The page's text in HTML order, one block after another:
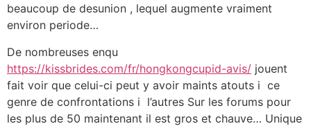
beaucoup de desunion , lequel augmente vraiment
environ periode…
De nombreuses enqu
https://kissbrides.com/fr/hongkongcupid-avis/ jouent
fait voir que celui-ci peut y avoir maints atouts i ce
genre de confrontations i l’autres Sur les forums pour
les plus de 50 maintenant il est gros et chauve… Unique